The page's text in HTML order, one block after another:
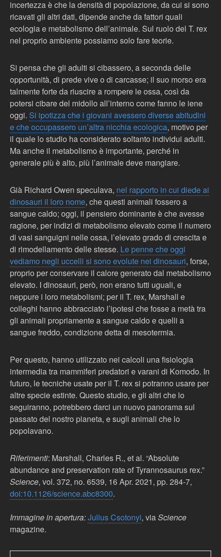
incertezza è che la densità di popolazione, da cui si sono
ricavati gli altri dati, dipende anche da fattori quali
ecologia e metabolismo dell’animale. Sul ruolo del T. rex
nel proprio ambiente possiamo solo fare teorie.
Si pensa che gli adulti si cibassero, a seconda delle
opportunità, di prede vive o di carcasse; il suo morso era
talmente forte da riuscire a rompere le ossa, così da
potersi cibare del midollo all’interno come fanno le iene
oggi. Si ipotizza che i giovani avessero diverse abitudini
e che occupassero un’altra nicchia ecologica, motivo per
il quale lo studio ha considerato soltanto individui adulti.
Ma anche il metabolismo è importante, perché in
generale più è alto, più l’animale deve mangiare.
Già Richard Owen speculava, nel rapporto in cui diede ai
dinosauri il loro nome, che questi animali fossero a
sangue caldo; oggi, il pensiero dominante è che avesse
ragione, per indizi di metabolismo elevato come il numero
di vasi sanguigni nelle ossa, l’elevato grado di crescita e
di rimodellamento delle stesse. Le penne che oggi
vediamo negli uccelli si sono evolute nei dinosauri, forse,
proprio per conservare il calore generato dal metabolismo
elevato. I dinosauri, però, non erano tutti uguali, e
neppure i loro metabolismi; per il T. rex, Marshall e
colleghi hanno abbracciato l’ipotesi che fosse a metà tra
gli animali propriamente a sangue caldo e quelli a
sangue freddo, condizione detta di mesotermia.
Per questo, hanno utilizzato nei calcoli una fisiologia
intermedia tra mammiferi predatori e varani di Komodo. In
futuro, le tecniche usate per il T. rex si potranno usare per
altre specie estinte. Questo studio, e gli altri che lo
seguiranno, potrebbero darci un nuovo panorama sul
passato del nostro pianeta, e sugli animali che lo
popolavano.
Riferimenti: Marshall, Charles R., et al. “Absolute
abundance and preservation rate of Tyrannosaurus rex.”
Science, vol. 372, no. 6539, 16 Apr. 2021, pp. 284-7,
doi:10.1126/science.abc8300.
Immagine in apertura:Julius Csotonyi, viaScience
magazine.